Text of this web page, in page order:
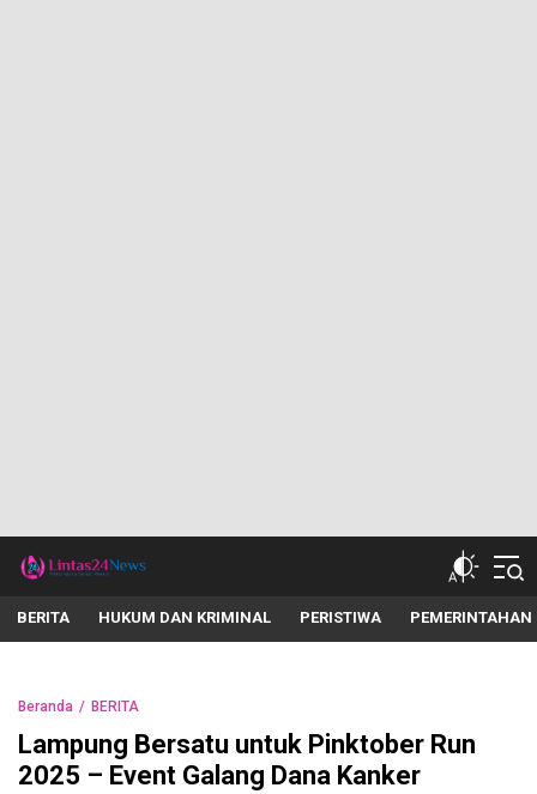
lintas24news.com
Menyingkap Setiap Realita
BERITA HUKUM DAN KRIMINAL PERISTIWA PEMERINTAHAN
Beranda BERITA
Lampung Bersatu untuk Pinktober Run
2025 – Event Galang Dana Kanker